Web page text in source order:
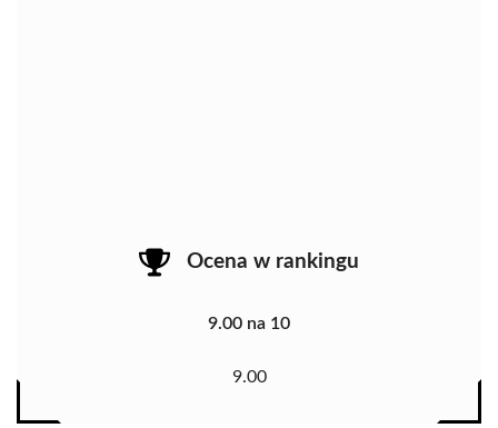
Ocena w rankingu
9.00 na 10
9.00